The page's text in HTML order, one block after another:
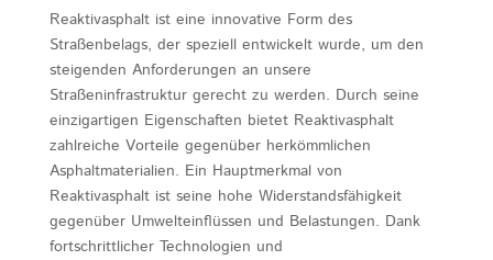
Reaktivasphalt ist eine innovative Form des
Straßenbelags, der speziell entwickelt wurde, um den
steigenden Anforderungen an unsere
Straßeninfrastruktur gerecht zu werden. Durch seine
einzigartigen Eigenschaften bietet Reaktivasphalt
zahlreiche Vorteile gegenüber herkömmlichen
Asphaltmaterialien. Ein Hauptmerkmal von
Reaktivasphalt ist seine hohe Widerstandsfähigkeit
gegenüber Umwelteinflüssen und Belastungen. Dank
fortschrittlicher Technologien und